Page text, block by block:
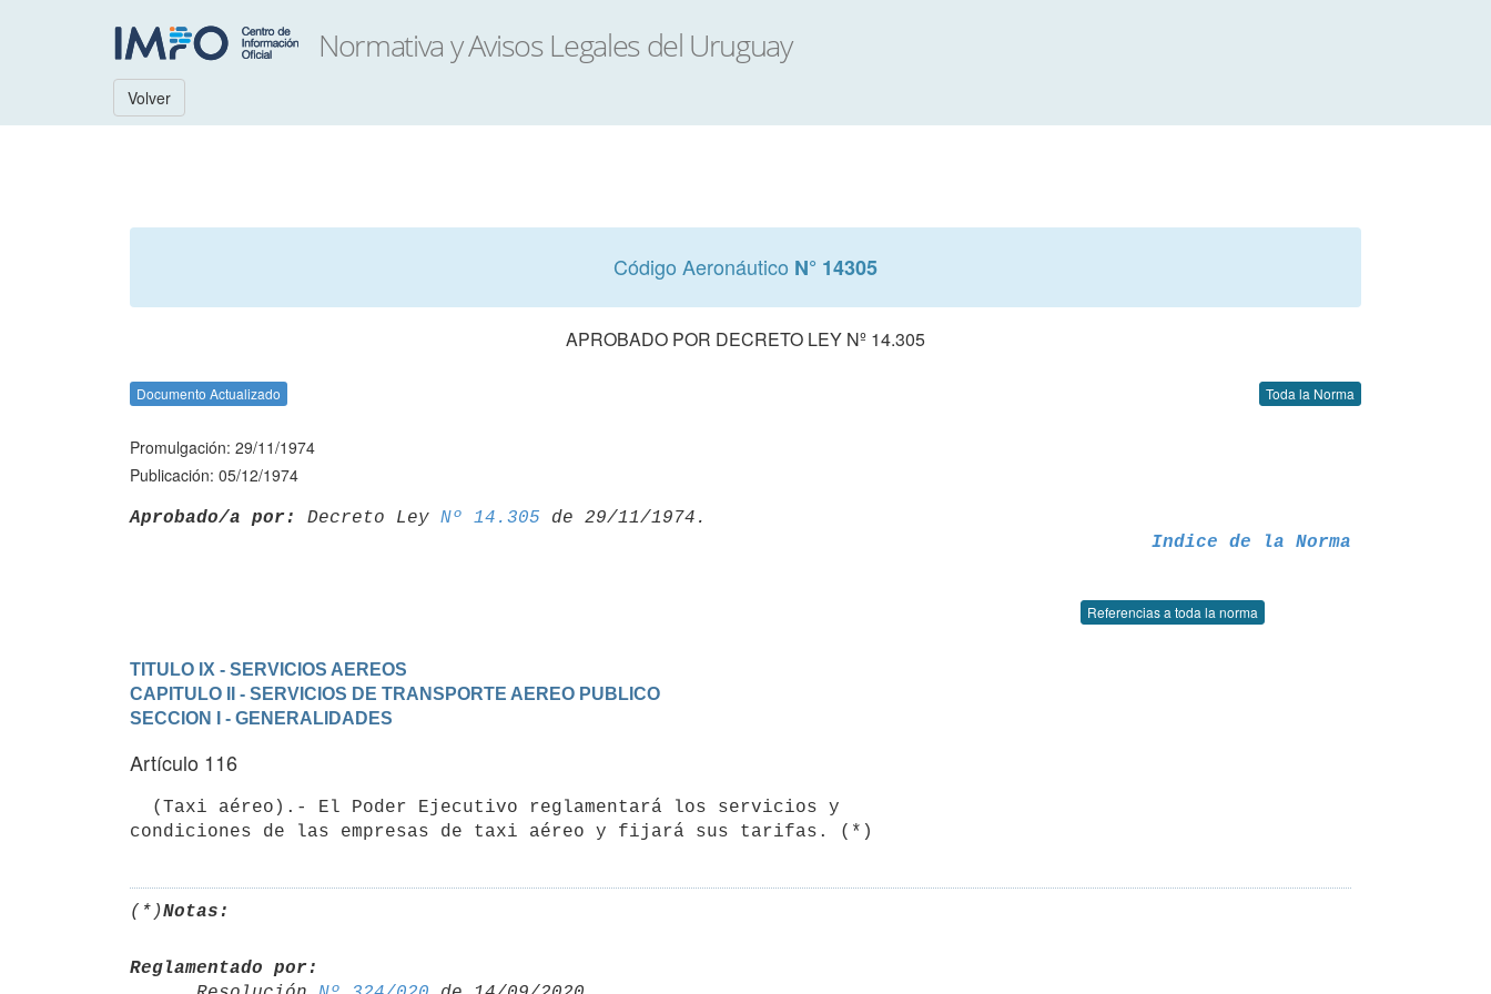
Volver
Código Aeronáutico N° 14305
APROBADO POR DECRETO LEY Nº 14.305
Documento Actualizado Toda la Norma
Promulgación: 29/11/1974
Publicación: 05/12/1974
Aprobado/a por: Decreto Ley Nº 14.305
Indice de la Norma
Referencias a toda la norma
TITULO IX - SERVICIOS AEREOS
CAPITULO II - SERVICIOS DE TRANSPORTE AEREO PUBLICO
SECCION I - GENERALIDADES
Artículo 116
(*)Notas:
Reglamentado por: